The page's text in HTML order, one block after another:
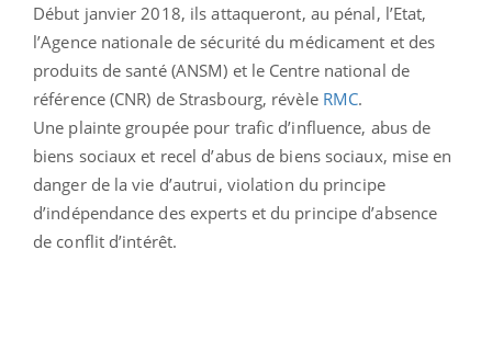
Début janvier 2018, ils attaqueront, au pénal, l’Etat,
l’Agence nationale de sécurité du médicament et des
produits de santé (ANSM) et le Centre national de
référence (CNR) de Strasbourg, révèle RMC.
Une plainte groupée pour trafic d’influence, abus de
biens sociaux et recel d’abus de biens sociaux, mise en
danger de la vie d’autrui, violation du principe
d’indépendance des experts et du principe d’absence
de conflit d’intérêt.